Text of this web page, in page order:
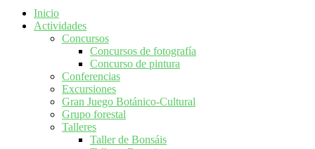
Inicio
Actividades
Concursos
Concursos de fotografía
Concurso de pintura
Conferencias
Excursiones
Gran Juego Botánico-Cultural
Grupo forestal
Talleres
Taller de Bonsáis